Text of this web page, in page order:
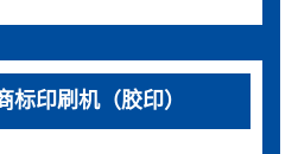
标印刷机（胶印）